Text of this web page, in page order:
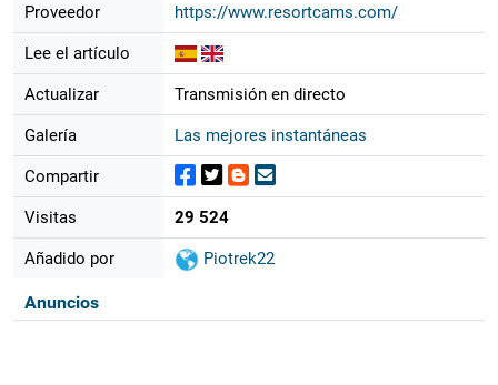
Proveedor https://www.resortcams.com/
Lee el artículo
Actualizar Transmisión en directo
Galería Las mejores instantáneas
Compartir
Visitas 29 524
Añadido por Piotrek22
Anuncios